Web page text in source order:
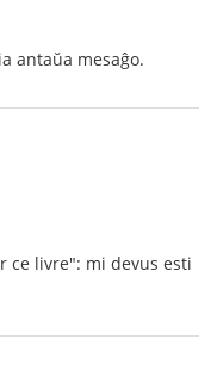
antaŭa mesaĝo.
ce livre": mi devus esti